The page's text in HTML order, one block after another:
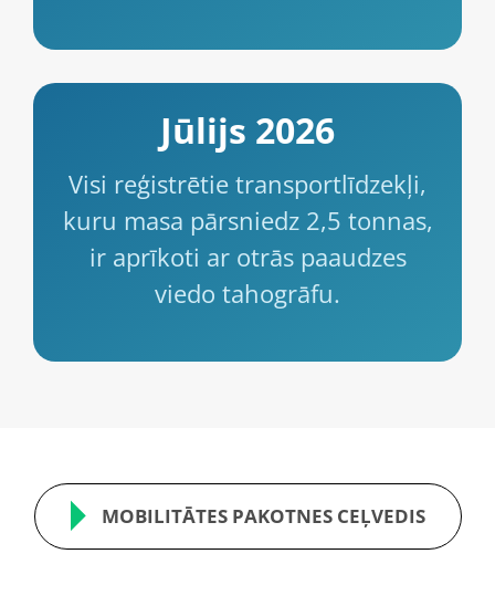
Jūlijs 2026
Visi reģistrētie transportlīdzekļi,
kuru masa pārsniedz 2,5 tonnas,
ir aprīkoti ar otrās paaudzes
viedo tahogrāfu.
MOBILITĀTES PAKOTNES CEĻVEDIS